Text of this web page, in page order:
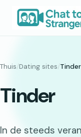
Thuis/Dating sites/Tinder
Tinder
In de steeds